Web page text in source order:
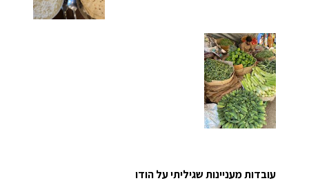
עובדות מעניינות שגיליתי על הודו